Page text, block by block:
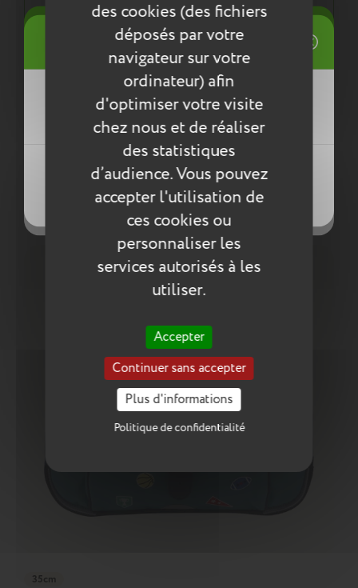
des cookies (des fichiers
déposés par votre
navigateur sur votre
ordinateur) afin
d'optimiser votre visite
chez nous et de réaliser
des statistiques
d’audience. Vous pouvez
accepter l'utilisation de
ces cookies ou
personnaliser les
services autorisés à les
utiliser.
Accepter
Continuer sans accepter
Plus d'informations
Politique de confidentialité
normes environnementales européennes ReACH
Entretien
Pour l’entretien de nos produits, nous vous
conseillons d’utiliser un chiffon humide ou une
éponge légèrement humidifiée à l'eau
savonneuse. N’utilisez pas de produits agressifs
qui risqueraient de détériorer le produit.
Compléter la collection
35cm
Mes listes d'envies
Créer une nouvelle liste
((title))
((cancelText))
((createText))
Connexion
Vous devez être connecté pour ajouter
des produits à votre liste d'envies.
((cancelText))
((loginText))